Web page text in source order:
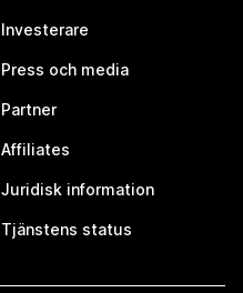
Investerare
Press och media
Partner
Affiliates
Juridisk information
Tjänstens status